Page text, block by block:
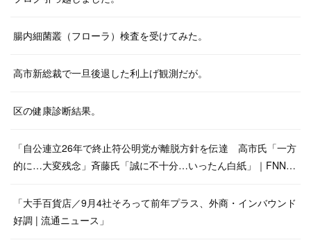
腸内細菌叢（フローラ）検査を受けてみた。
高市新総裁で一旦後退した利上げ観測だが。
区の健康診断結果。
「自公連立26年で終止符公明党が離脱方針を伝達 高市氏「一方
的に…大変残念」斉藤氏「誠に不十分…いったん白紙」｜FNN…
「大手百貨店／9月4社そろって前年プラス、外商・インバウンド
好調 | 流通ニュース」